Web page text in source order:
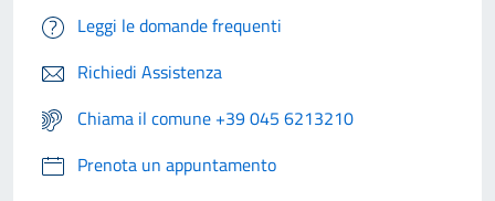
Leggi le domande frequenti
Richiedi Assistenza
Chiama il comune +39 045 6213210
Prenota un appuntamento